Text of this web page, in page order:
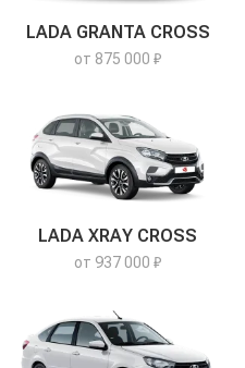
LADA GRANTA CROSS
от 875 000 ₽
LADA XRAY CROSS
от 937 000 ₽